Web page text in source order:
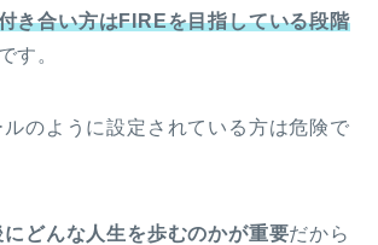
き合い方はFIREを目指している段階
す。
のように設定されている方は危険で
にどんな人生を歩むのかが重要だから